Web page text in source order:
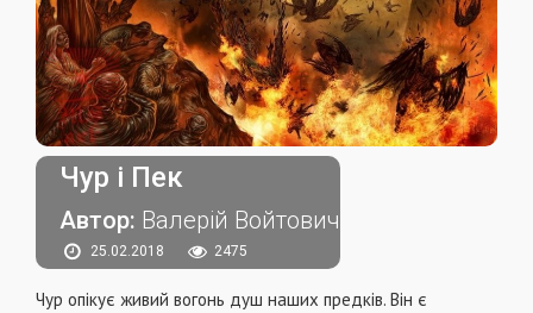
Чур і Пек
Автор: Валерій Войтович
25.02.2018 2475
Чур опікує живий вогонь душ наших предків. Він є